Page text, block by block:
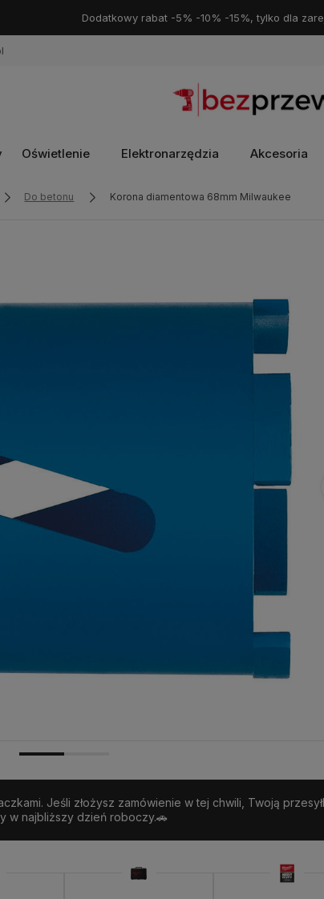
Dodatkowy rabat -5% -10% -15%, tylko dla
Oświetlenie Elektronarzędzia Akcesoria
Do betonu Korona diamentowa 68mm Milwaukee
Jeśli złożysz zamówienie w tej chwili, Twoją
w najbliższy dzień roboczy.🚗
> 10 szt.